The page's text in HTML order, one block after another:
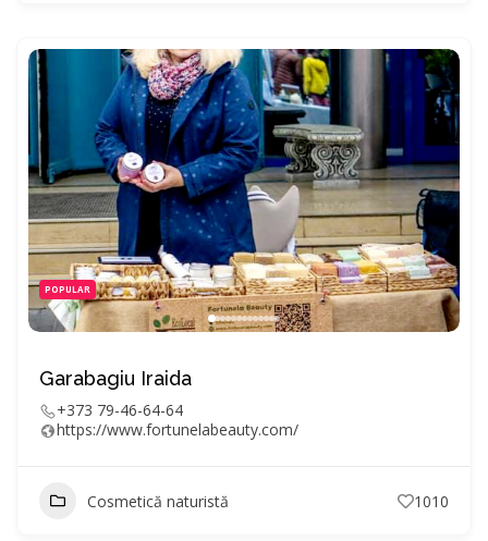
POPULAR
Garabagiu Iraida
+373 79-46-64-64
https://www.fortunelabeauty.com/
Cosmetică naturistă 1010